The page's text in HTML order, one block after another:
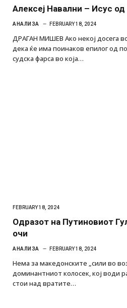
Алексеј Навални – Исус
АНАЛИЗА FEBRUARY 18, 2024
ДРАГАН МИШЕВ Ако некој досега
дека ќе има поинаков епилог од
судска фарса во која…
FEBRUARY 18, 2024
Одразот на Путиновиот
очи
АНАЛИЗА FEBRUARY 18, 2024
Нема за македонските „сили во
доминантниот колосек, кој води
стои над вратите…